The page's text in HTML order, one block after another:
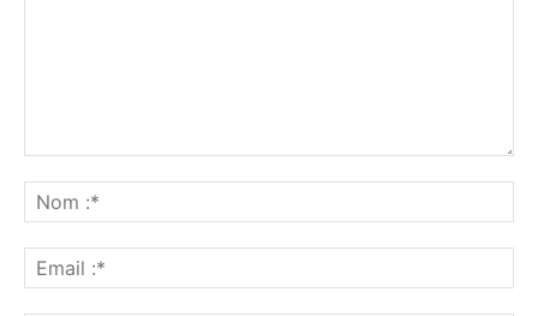
:*
:*